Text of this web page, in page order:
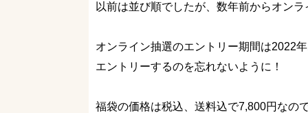
以前は並び順でしたが、数年前からオン
オンライン抽選のエントリー期間は2022
エントリーするのを忘れないように！
福袋の価格は税込、送料込で7,800円なの